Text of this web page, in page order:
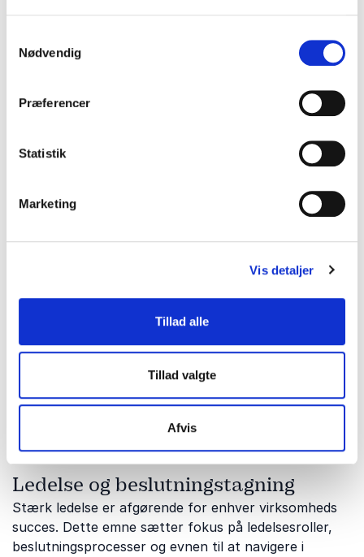
Nødvendig
Præferencer
Statistik
Marketing
Vis detaljer
Tillad alle
Tillad valgte
Afvis
Strategi og forretningsudvikling
forretning? Dette emne fokuserer på strategi,
positionering og udvikling af forretningsmodeller, der
er anerkendt strategi- og innovationsekspert er et
strategier og styrke virksomheders konkurrenceevne.
Forandringer sker hurtigere end nogensinde før, og
virksomheder skal kunne tilpasse sig nye teknologier
og markedsvilkår. Dette emne handler om innovation,
disruption og evnen til at tænke nyt.
Serieiværksætter og CEO,
, bidrager med
konkrete erfaringer fra iværksætterverdenen og
giver indsigt i, hvordan man skaber vækst i en
Ledelse og beslutningstagning
Stærk ledelse er afgørende for enhver virksomheds
succes. Dette emne sætter fokus på ledelsesroller,
beslutningsprocesser og evnen til at navigere i